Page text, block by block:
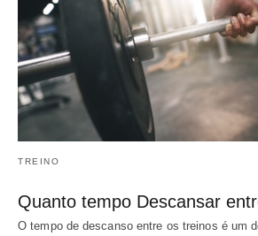
TREINO
Quanto tempo Descansar
O tempo de descanso entre os treinos é um